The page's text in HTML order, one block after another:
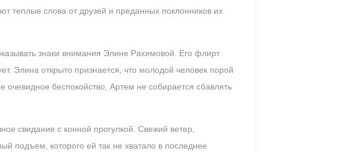
теплые слова от друзей и преданных поклонников их
знаки внимания Элине Рахимовой. Его флирт
Элина открыто признается, что молодой человек порой
беспокойство, Артем не собирается сбавлять
свидание с конной прогулкой. Свежий ветер,
подъем, которого ей так не хватало в последнее